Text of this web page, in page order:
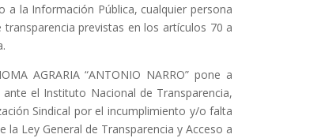
a la Información Pública, cualquier persona
previstas en los artículos 70 a
AGRARIA “ANTONIO NARRO” pone a
el Instituto Nacional de Transparencia,
Sindical por el incumplimiento y/o falta
Ley General de Transparencia y Acceso a